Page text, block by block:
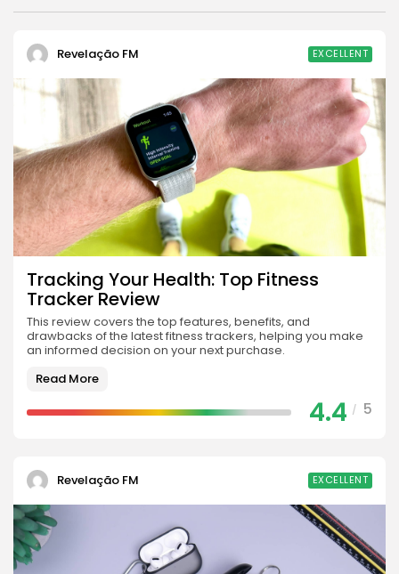
Revelação FM EXCELLENT
Tracking Your Health: Top Fitness
Tracker Review
This review covers the top features, benefits, and
drawbacks of the latest fitness trackers, helping you make
an informed decision on your next purchase.
Read More
4.4 / 5
Revelação FM EXCELLENT